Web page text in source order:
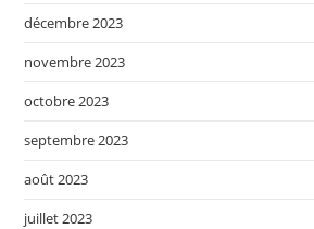
décembre 2023
novembre 2023
octobre 2023
septembre 2023
août 2023
juillet 2023